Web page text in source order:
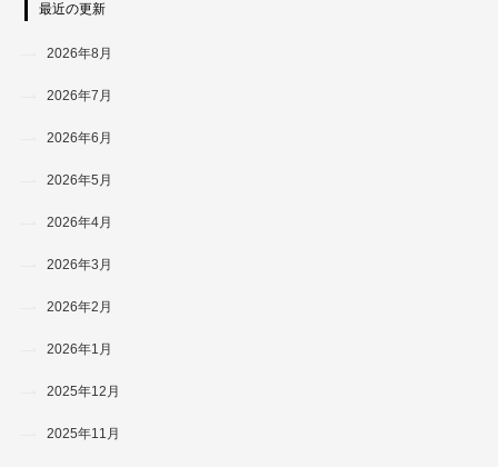
最近の更新
2026年8月
2026年7月
2026年6月
2026年5月
2026年4月
2026年3月
2026年2月
2026年1月
2025年12月
2025年11月